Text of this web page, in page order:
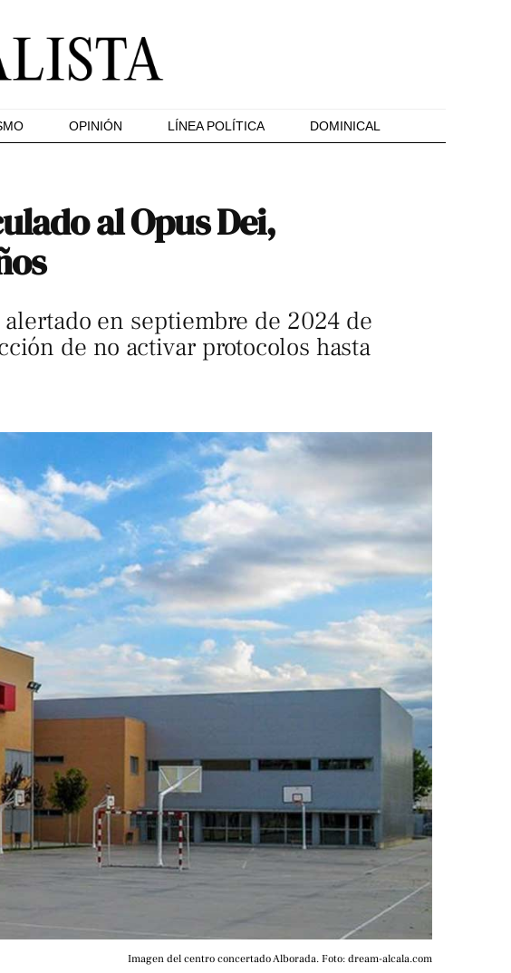
OPINIÓN LÍNEA POLÍTICA DOMINICAL
al Opus Dei,
en septiembre de 2024 de
de no activar protocolos hasta
Imagen del centro concertado Alborada. Foto: dream-alcala.com